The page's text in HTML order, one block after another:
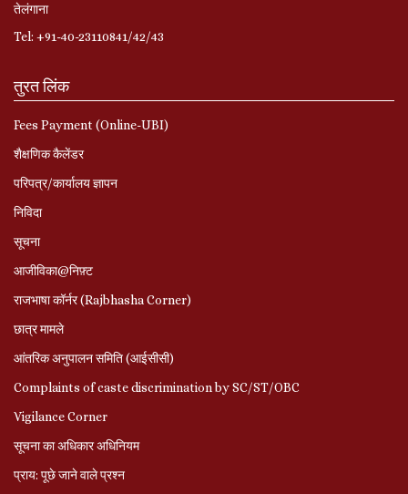
तेलंगाना
Tel: +91-40-23110841/42/43
तुरत लिंक
Fees Payment (Online-UBI)
शैक्षणिक कैलेंडर
परिपत्र/कार्यालय ज्ञापन
निविदा
सूचना
आजीविका@निफ़्ट
राजभाषा कॉर्नर (Rajbhasha Corner)
छात्र मामले
आंतरिक अनुपालन समिति (आईसीसी)
Complaints of caste discrimination by SC/ST/OBC
Vigilance Corner
सूचना का अधिकार अधिनियम
प्राय: पूछे जाने वाले प्रश्‍न